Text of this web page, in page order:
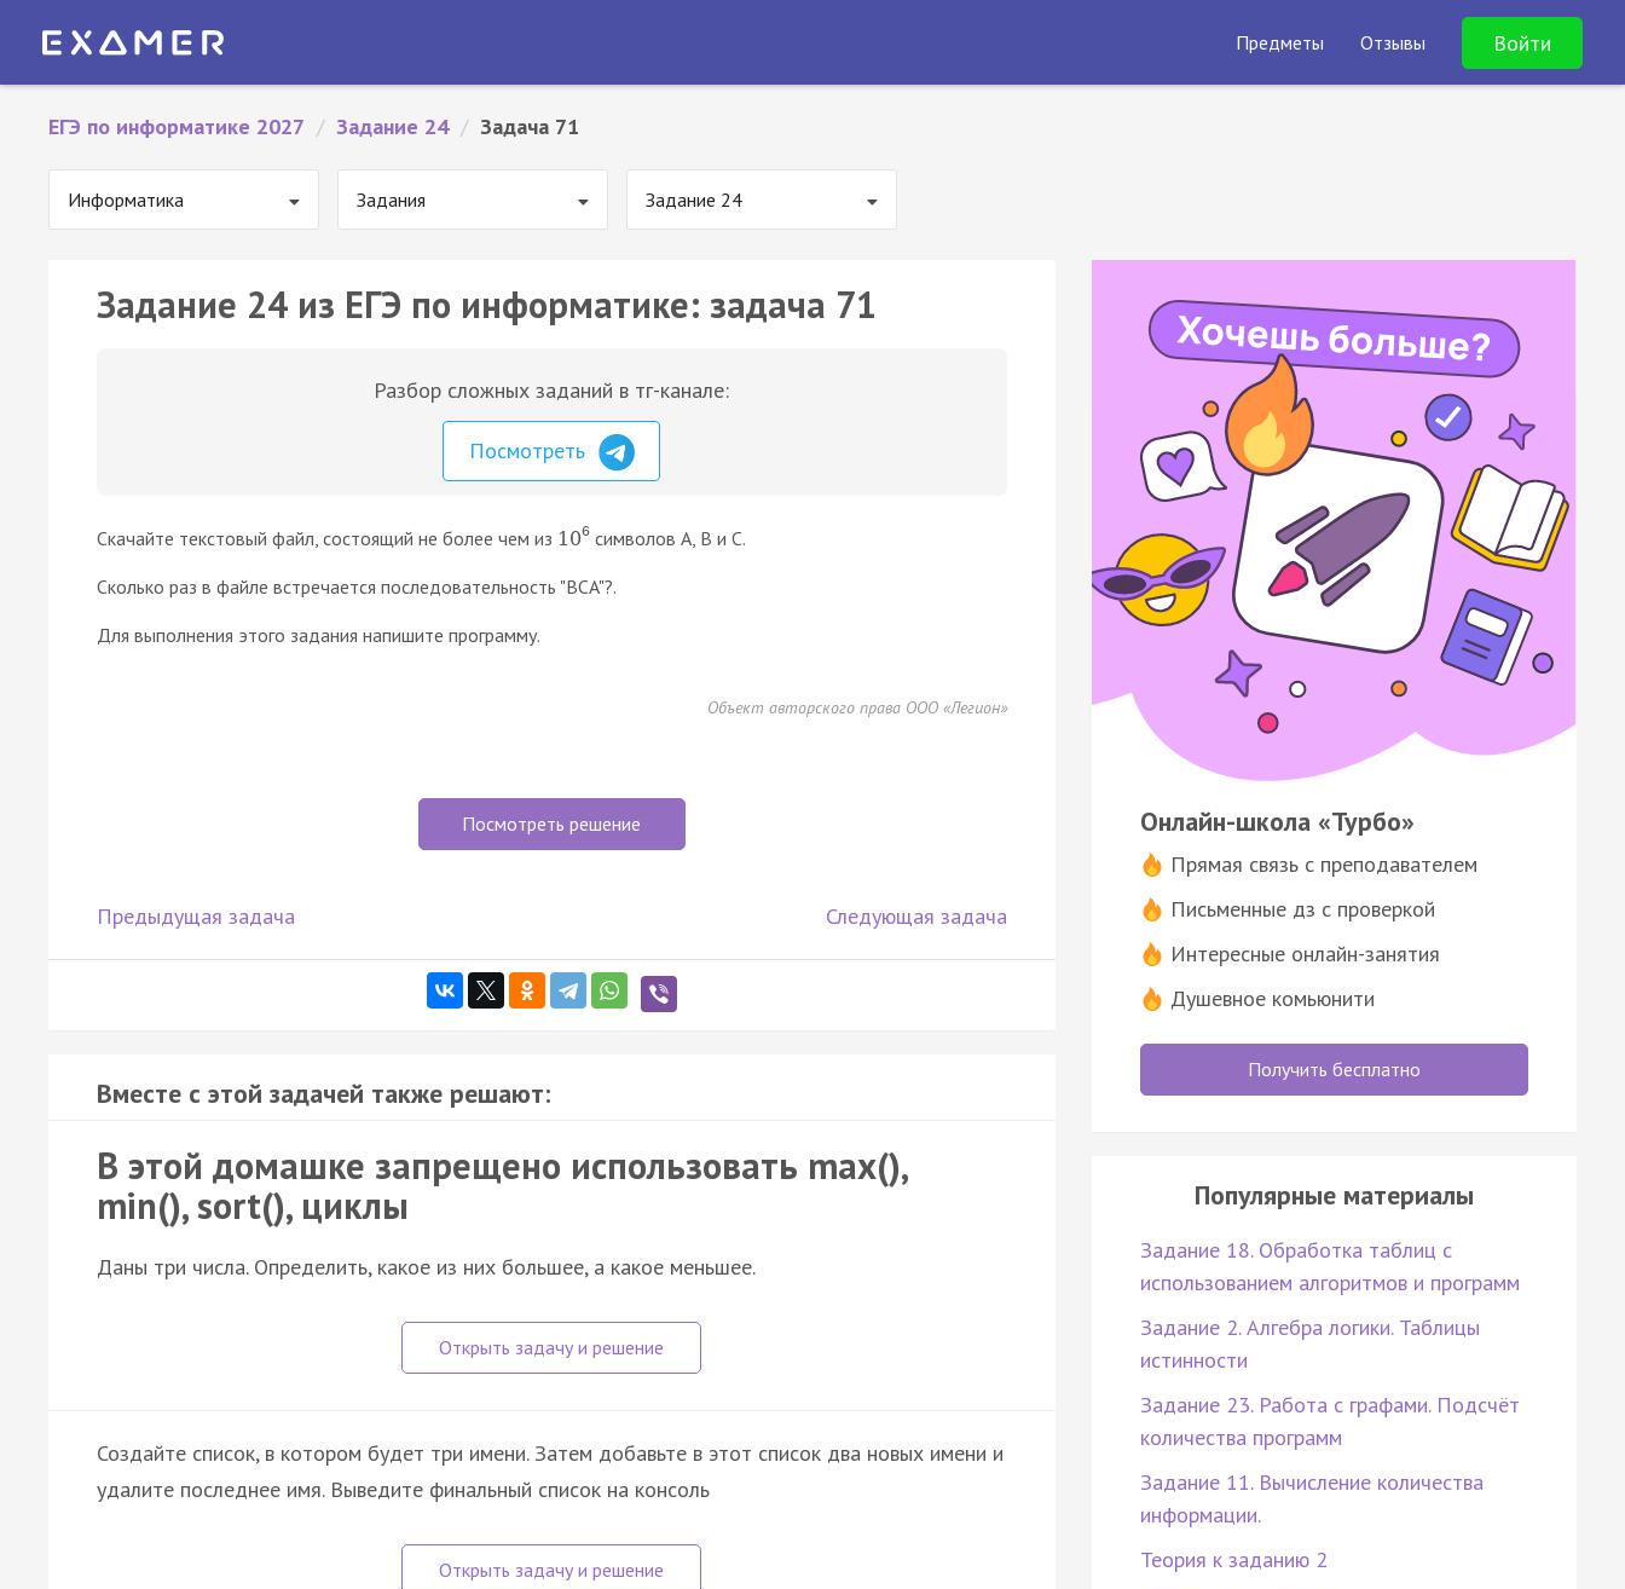
Предметы Отзывы Войти
ЕГЭ по информатике 2027 / Задание 24 / Задача 71
Информатика Задания Задание 24
Задание 24 из ЕГЭ по информатике: задача 71
Разбор сложных заданий в тг-канале:
Посмотреть
Скачайте текстовый файл, состоящий не более чем из 106 символов A, B и C.
Сколько раз в файле встречается последовательность "BCA"?.
Для выполнения этого задания напишите программу.
Объект авторского права ООО «Легион»
Посмотреть решение
Предыдущая задача Следующая задача
Вместе с этой задачей также решают:
В этой домашке запрещено использовать max(),
min(), sort(), циклы
Даны три числа. Определить, какое из них большее, а какое меньшее.
Создайте список, в котором будет три имени. Затем добавьте в этот список два новых имени и
удалите последнее имя. Выведите финальный список на консоль
Онлайн-школа «Турбо»
Прямая связь с преподавателем
Письменные дз с проверкой
Интересные онлайн-занятия
Душевное комьюнити
Получить бесплатно
Популярные материалы
Задание 18. Обработка таблиц с
использованием алгоритмов и программ
Задание 2. Алгебра логики. Таблицы
истинности
Задание 23. Работа с графами. Подсчёт
количества программ
Задание 11. Вычисление количества
информации.
Теория к заданию 2